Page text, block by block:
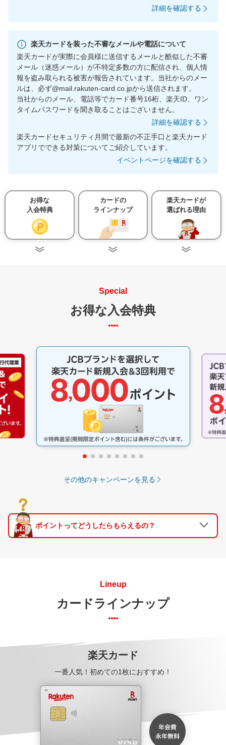
詳細を確認する
楽天カードを装った不審なメールや電話について
楽天カードが実際に会員様に送信するメールと酷似した不審
メール（迷惑メール）が不特定多数の方に配信され、個人情
報を盗み取られる被害が報告されています。当社からのメー
ルは、必ず@mail.rakuten-card.co.jpから送信されます。
当社からのメール、電話等でカード番号16桁、楽天ID、ワン
タイムパスワードを聞き取ることはございません。
詳細を確認する
楽天カードセキュリティ月間で最新の不正手口と楽天カード
アプリでできる対策についてご紹介しています。
イベントページを確認する
お得な
入会特典
カードの
ラインナップ
楽天カードが
選ばれる理由
Special
お得な入会特典
その他のキャンペーンを見る
ポイントってどうしたらもらえるの？
Lineup
カードラインナップ
楽天カード
一番人気！初めての1枚におすすめ！